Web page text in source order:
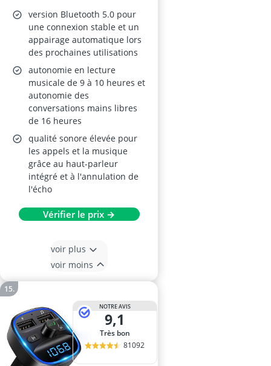
version Bluetooth 5.0 pour
une connexion stable et un
appairage automatique lors
des prochaines utilisations
autonomie en lecture
musicale de 9 à 10 heures et
autonomie des
conversations mains libres
de 16 heures
qualité sonore élevée pour
les appels et la musique
grâce au haut-parleur
intégré et à l'annulation de
l'écho
Vérifier le prix →
voir plus
voir moins
NOTRE AVIS
9,1
Très bon
81092